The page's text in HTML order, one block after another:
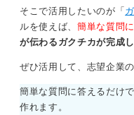
そこで活用したいのが「
ルを使えば、 簡単な質問
が伝わるガクチカが完成し
ぜひ活用して、志望企業
簡単な質問に答えるだけ
作れます。